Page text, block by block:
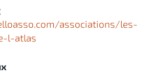
associations/les-
l-atlas